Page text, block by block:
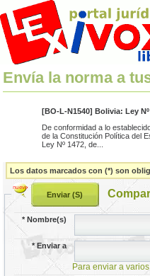
Envía la norma a
[BO-L-N1540] Bolivia: Ley
De conformidad a lo
de la Constitución Política del
Ley Nº 1472, de...
Los datos marcados con (*) son
*Nombre(s)
*Enviar a
Para enviar a